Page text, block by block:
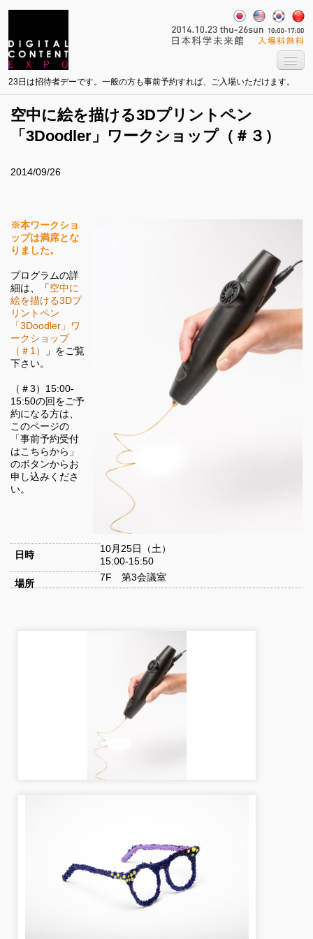
23日は招待者デーです。一般の方も事前予約すれば、ご入場いただけます。
空中に絵を描ける3Dプリントペン
「3Doodler」ワークショップ（＃３）
2014/09/26
※本ワークショ
ップは満席とな
りました。
プログラムの詳
細は、「 空中に
絵を描ける3Dプ
リントペン
「3Doodler」ワ
ークショップ
（＃1）
」をご覧
下さい。
（＃3）15:00-
15:50の回をご予
約になる方は、
このページの
「事前予約受付
はこちらから」
のボタンからお
申し込みくださ
い。
日時
10月25日（土）
15:00-15:50
場所
7F 第3会議室